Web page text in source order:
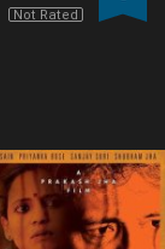
Not Rated